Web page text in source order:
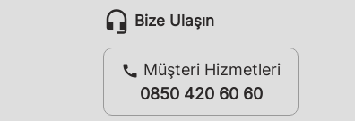
headset_mic Bize Ulaşın
call Müşteri Hizmetleri
0850 420 60 60